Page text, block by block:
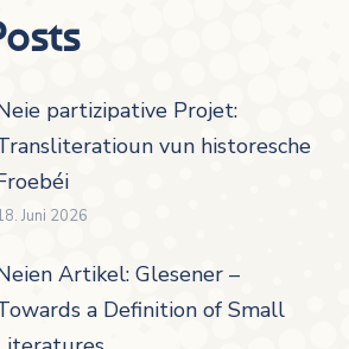
partizipative Projet:
vun historesche
Juni 2026
Artikel: Glesener –
a Definition of Small